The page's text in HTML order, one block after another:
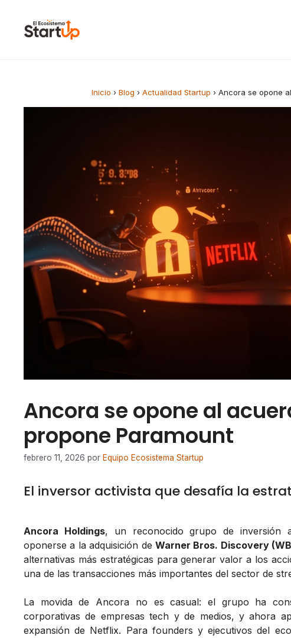
Inicio › Blog › Actualidad Startup › Ancora se opone
Ancora se opone al
propone Paramount
febrero 11, 2026 por Equipo Ecosistema Startup
El inversor activista que desafía la
Ancora Holdings, un reconocido grupo de inversión
oponerse a la adquisición de Warner Bros. Discovery
alternativas más estratégicas para generar valor a los
una de las transacciones más importantes del sector de
La movida de Ancora no es casual: el grupo ha
corporativas de empresas tech y de medios, y ahora
expansión de Netflix. Para founders y ejecutivos del